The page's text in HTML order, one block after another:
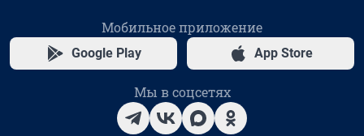
Мобильное приложение
Google Play App Store
Мы в соцсетях